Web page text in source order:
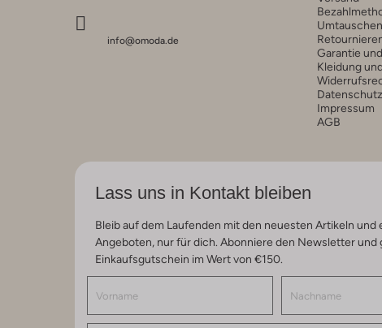
info@omoda.de
Garantie
Kleidung
Datenschutz
Impressum
AGB
Lass uns in Kontakt bleiben
Bleib auf dem Laufenden mit den neuesten Artikeln und
Angeboten, nur für dich. Abonniere den Newsletter und
Einkaufsgutschein im Wert von €150.